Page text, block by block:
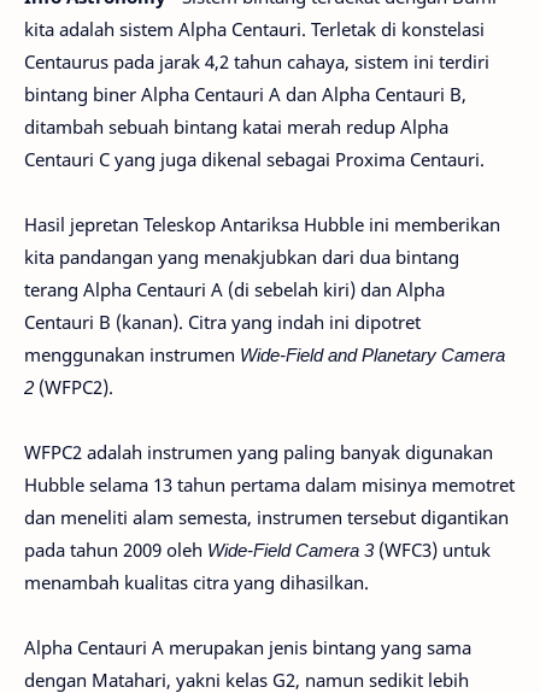
kita adalah sistem Alpha Centauri. Terletak di konstelasi
Centaurus pada jarak 4,2 tahun cahaya, sistem ini terdiri
bintang biner Alpha Centauri A dan Alpha Centauri B,
ditambah sebuah bintang katai merah redup Alpha
Centauri C yang juga dikenal sebagai Proxima Centauri.
Hasil jepretan Teleskop Antariksa Hubble ini memberikan
kita pandangan yang menakjubkan dari dua bintang
terang Alpha Centauri A (di sebelah kiri) dan Alpha
Centauri B (kanan). Citra yang indah ini dipotret
menggunakan instrumen Wide-Field and Planetary Camera
2 (WFPC2).
WFPC2 adalah instrumen yang paling banyak digunakan
Hubble selama 13 tahun pertama dalam misinya memotret
dan meneliti alam semesta, instrumen tersebut digantikan
pada tahun 2009 oleh Wide-Field Camera 3(WFC3) untuk
menambah kualitas citra yang dihasilkan.
Alpha Centauri A merupakan jenis bintang yang sama
dengan Matahari, yakni kelas G2, namun sedikit lebih